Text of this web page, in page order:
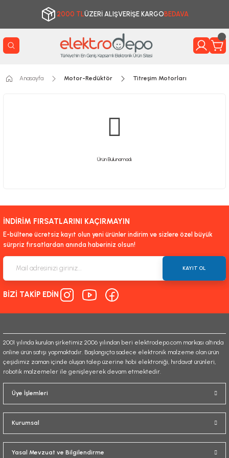
2000 TLÜZERİ ALIŞVERİŞE KARGO BEDAVA
Anasayfa Motor-Redüktör Titreşim Motorları
Ürün Bulunamadı.
İNDİRİM FIRSATLARINI KAÇIRMAYIN
E-bültene ücretsiz kayıt olun yeni ürünler indirim ve sizlere özel büyük
sürpriz fırsatlardan anında haberiniz olsun!
KAYIT OL
BİZİ TAKİP EDİN
2001 yılında kurulan şirketimiz 2006 yılından beri elektrodepo.com markası altında
online ürün satışı yapmaktadır. Başlangıçta sadece elektronik malzeme olan ürün
çeşidimiz zaman içinde oluşan talep üzerine hobi elektroniği, hırdavat ürünleri,
robotik malzemeler ile genişleyerek devam etmektedir.
Üye İşlemleri
Kurumsal
Yasal Mevzuat ve Bilgilendirme